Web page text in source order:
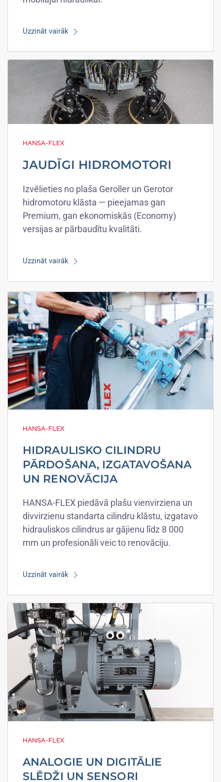
Uzzināt vairāk
HANSA-FLEX
JAUDĪGI HIDROMOTORI
Izvēlieties no plaša Geroller un Gerotor
hidromotoru klāsta — pieejamas gan
Premium, gan ekonomiskās (Economy)
versijas ar pārbaudītu kvalitāti.
Uzzināt vairāk
HANSA-FLEX
HIDRAULISKO CILINDRU
PĀRDOŠANA, IZGATAVOŠANA
UN RENOVĀCIJA
HANSA-FLEX piedāvā plašu vienvirziena un
divvirzienu standarta cilindru klāstu, izgatavo
hidrauliskos cilindrus ar gājienu līdz 8 000
mm un profesionāli veic to renovāciju.
Uzzināt vairāk
HANSA-FLEX
ANALOGIE UN DIGITĀLIE
SLĒDŽI UN SENSORI